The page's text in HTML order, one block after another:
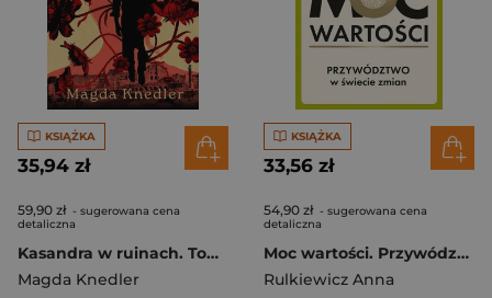
KSIĄŻKA
35,94 zł
59,90 zł - sugerowana cena
detaliczna
Kasandra w ruinach. Tom 2
Magda Knedler
KSIĄŻKA
33,56 zł
54,90 zł - sugerowana cena
detaliczna
Moc wartości. Przywództwo w świecie zmian
Rulkiewicz Anna